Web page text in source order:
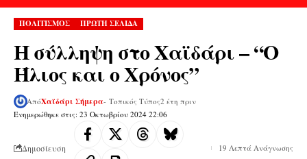
ΠΟΛΙΤΙΣΜΟΣ ΠΡΩΤΗ ΣΕΛΙΔΑ
Η σύλληψη στο Χαϊδάρι – “Ο
Ήλιος και ο Χρόνος”
Ενημερώθηκε στις: 23 Οκτωβρίου 2024 22:06
ΑπόΧαϊδάρι Σήμερα- Τοπικός Τύπος2 έτη πριν
Δημοσίευση 19 Λεπτά Ανάγνωσης